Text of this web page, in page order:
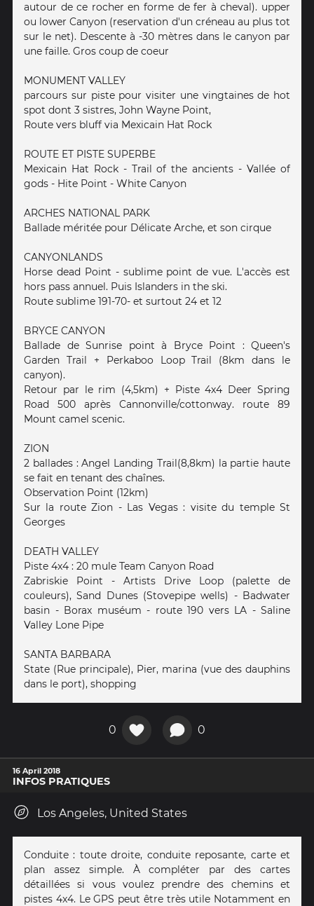
autour de ce rocher en forme de fer à cheval). upper
ou lower Canyon (reservation d'un créneau au plus tot
sur le net). Descente à -30 mètres dans le canyon par
une faille. Gros coup de coeur
MONUMENT VALLEY
parcours sur piste pour visiter une vingtaines de hot
spot dont 3 sistres, John Wayne Point,
Route vers bluff via Mexicain Hat Rock
ROUTE ET PISTE SUPERBE
Mexicain Hat Rock - Trail of the ancients - Vallée of
gods - Hite Point - White Canyon
ARCHES NATIONAL PARK
Ballade méritée pour Délicate Arche, et son cirque
CANYONLANDS
Horse dead Point - sublime point de vue. L'accès est
hors pass annuel. Puis Islanders in the ski.
Route sublime 191-70- et surtout 24 et 12
BRYCE CANYON
Ballade de Sunrise point à Bryce Point : Queen's
Garden Trail + Perkaboo Loop Trail (8km dans le
canyon).
Retour par le rim (4,5km) + Piste 4x4 Deer Spring
Road 500 après Cannonville/cottonway. route 89
Mount camel scenic.
ZION
2 ballades : Angel Landing Trail(8,8km) la partie haute
se fait en tenant des chaînes.
Observation Point (12km)
Sur la route Zion - Las Vegas : visite du temple St
Georges
DEATH VALLEY
Piste 4x4 : 20 mule Team Canyon Road
Zabriskie Point - Artists Drive Loop (palette de
couleurs), Sand Dunes (Stovepipe wells) - Badwater
basin - Borax muséum - route 190 vers LA - Saline
Valley Lone Pipe
SANTA BARBARA
State (Rue principale), Pier, marina (vue des dauphins
dans le port), shopping
0 0
16 April 2018
INFOS PRATIQUES
Los Angeles, United States
Conduite : toute droite, conduite reposante, carte et
plan assez simple. À compléter par des cartes
détaillées si vous voulez prendre des chemins et
pistes 4x4. Le GPS peut être très utile Notamment en